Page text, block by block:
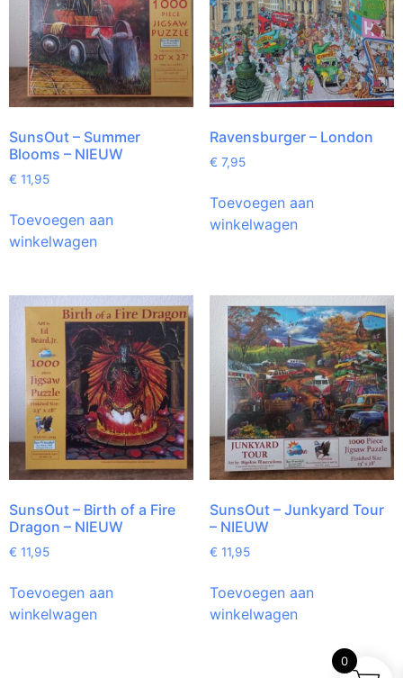
SunsOut – Summer
Blooms – NIEUW
€ 11,95
Toevoegen aan
winkelwagen
Ravensburger – London
€ 7,95
Toevoegen aan
winkelwagen
SunsOut – Birth of a Fire
Dragon – NIEUW
€ 11,95
Toevoegen aan
winkelwagen
SunsOut – Junkyard Tour
– NIEUW
€ 11,95
Toevoegen aan
winkelwagen
0